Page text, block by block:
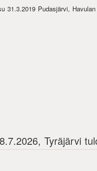
31.3.2019 Pudasjärvi,
Tyräjärvi